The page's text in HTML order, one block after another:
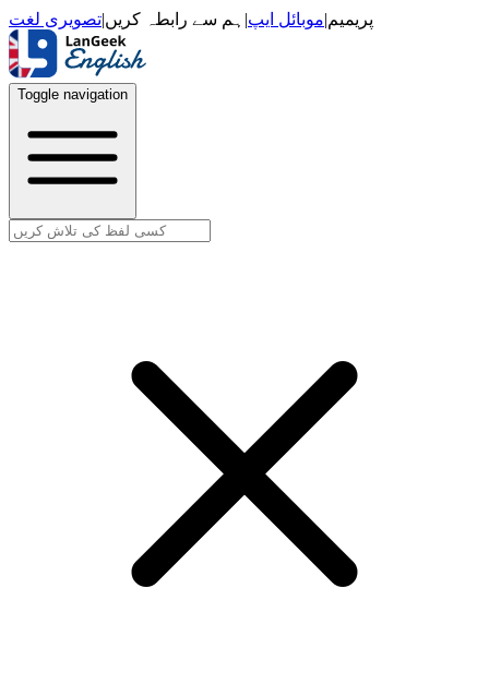
پریمیم|موبائل ایپ| ہم سے رابطہ کریں|تصویری لغت
Toggle navigation